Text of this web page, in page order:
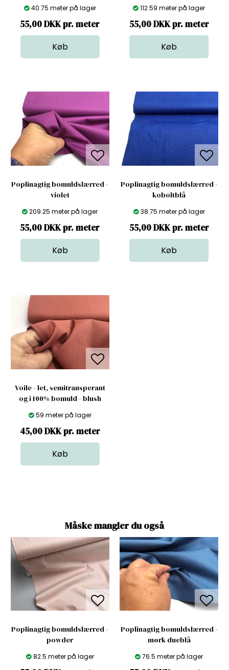
40.75 meter på lager
55,00 DKK pr. meter
112.59 meter på lager
55,00 DKK pr. meter
Poplinagtig bomuldslærred -
violet
209.25 meter på lager
55,00 DKK pr. meter
Poplinagtig bomuldslærred -
koboltblå
38.75 meter på lager
55,00 DKK pr. meter
Voile - let, semitransperant
og i 100% bomuld - blush
59 meter på lager
45,00 DKK pr. meter
Måske mangler du også
Poplinagtig bomuldslærred -
powder
82.5 meter på lager
Poplinagtig bomuldslærred -
mørk dueblå
76.5 meter på lager